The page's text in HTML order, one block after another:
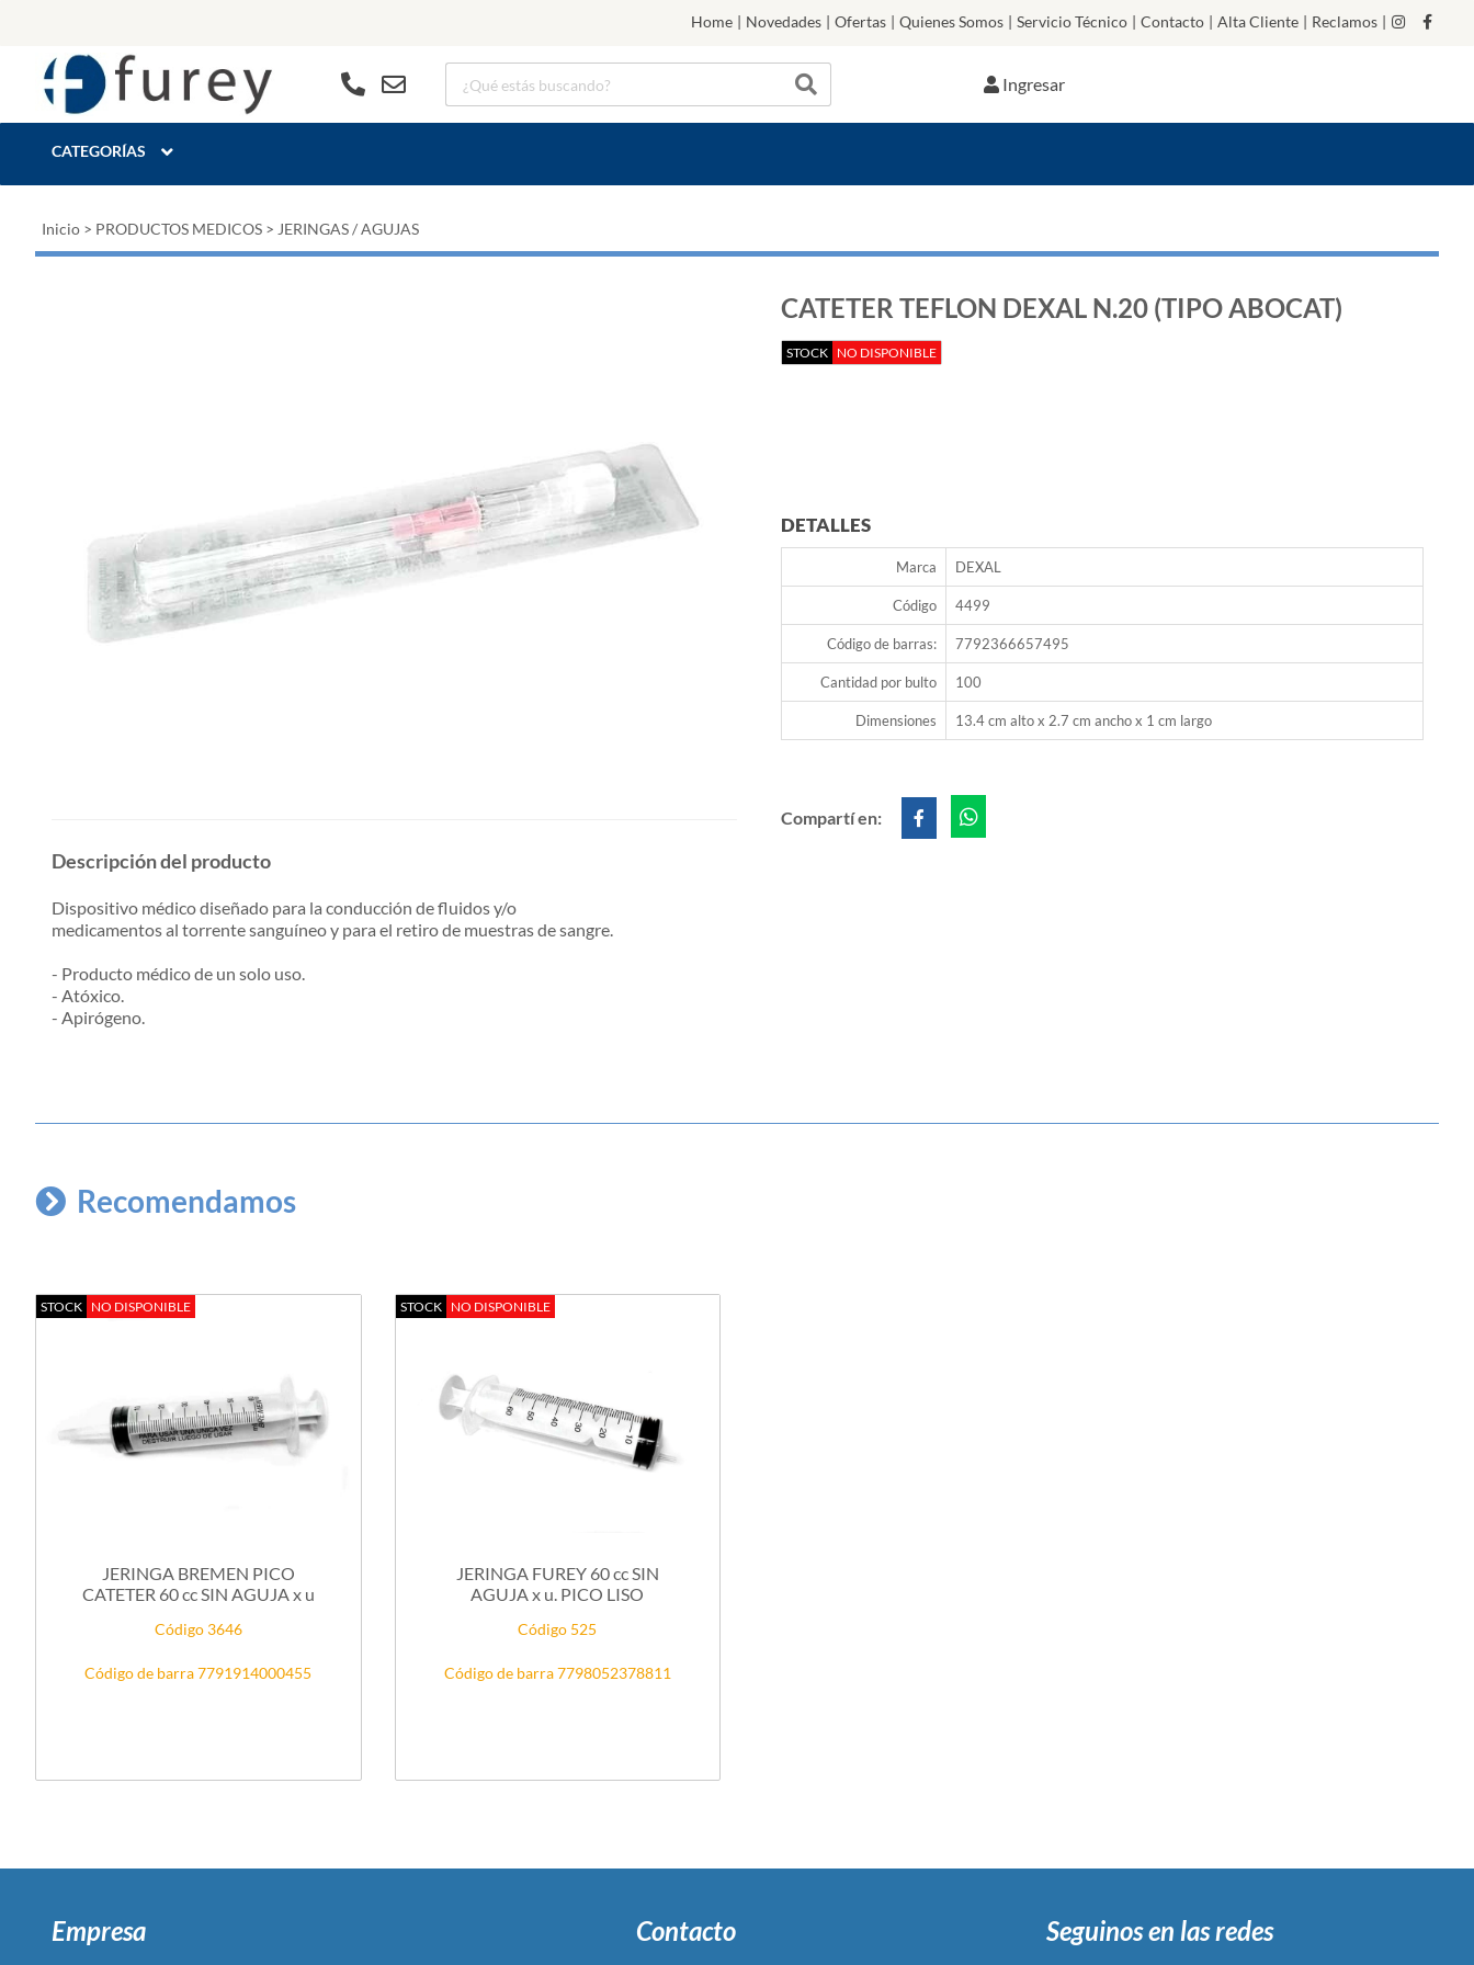
Home | Novedades | Ofertas | Quienes Somos | Servicio Técnico | Contacto | Alta Cliente | Reclamos |
Ingresar
CATEGORÍAS
Inicio > PRODUCTOS MEDICOS > JERINGAS / AGUJAS
CATETER TEFLON DEXAL N.20 (TIPO ABOCAT)
STOCK NO DISPONIBLE
DETALLES
Marca DEXAL
Código 4499
Código de barras: 7792366657495
Cantidad por bulto 100
Dimensiones 13.4 cm alto x 2.7 cm ancho x 1 cm largo
Compartí en:
Descripción del producto
Dispositivo médico diseñado para la conducción de fluidos y/o
medicamentos al torrente sanguíneo y para el retiro de muestras de sangre.
- Producto médico de un solo uso.
- Atóxico.
- Apirógeno.
Recomendamos
STOCK NO DISPONIBLE
JERINGA BREMEN PICO
CATETER 60 cc SIN AGUJA x u
Código 3646
Código de barra 7791914000455
STOCK NO DISPONIBLE
JERINGA FUREY 60 cc SIN
AGUJA x u. PICO LISO
Código 525
Código de barra 7798052378811
Empresa Contacto Seguinos en las redes